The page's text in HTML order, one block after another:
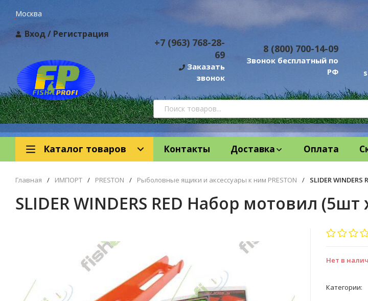
Москва
Вход/ Регистрация
+7 (963) 768-28-
69
Заказать
звонок
8 (800) 700-14-09
Звонок бесплатный по
РФ
Каталог товаров Контакты Доставка Оплата
Главная / ИМПОРТ / PRESTON / Рыболовные ящики и аксессуары к ним PRESTON / SLIDER
SLIDER WINDERS RED Набор мотовил
Нет в
Категории: